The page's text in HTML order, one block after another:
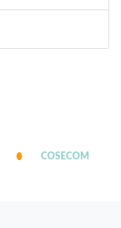
COSECOM